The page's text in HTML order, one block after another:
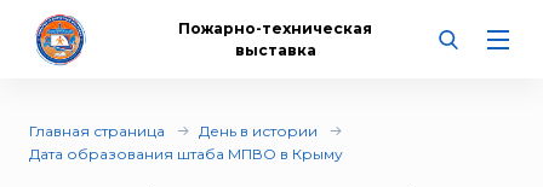
Пожарно-техническая
выставка
Главная страница
День в истории
Дата образования штаба МПВО в Крыму